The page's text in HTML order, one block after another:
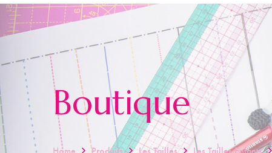
Boutique
Home Produits Les Tailles Les Tailles Enfants